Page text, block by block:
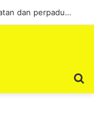
Kibarlah Jalur Gemilang: Simbol kedaulatan dan perpaduan bersama